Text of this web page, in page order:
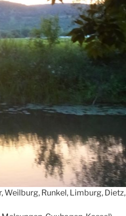
Weilburg, Runkel, Limburg, Dietz,